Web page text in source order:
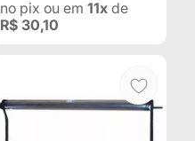
no pix ou em 11x de
R$ 30,10